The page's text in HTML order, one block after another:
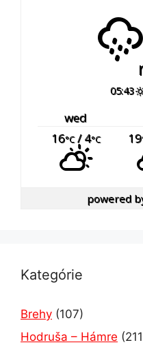
05:43
wed
16°C/ 4°C 19
powered
Kategórie
Brehy (107)
Hodruša – Hámre